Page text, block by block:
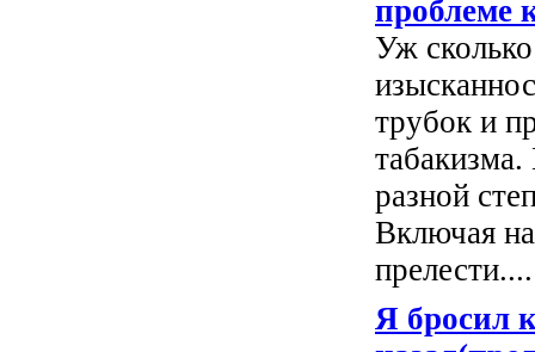
проблеме
Уж
трубок и
разной
Включая
прелести....
Я бросил